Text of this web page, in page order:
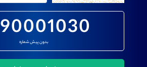
90001030
بدون پیش شماره